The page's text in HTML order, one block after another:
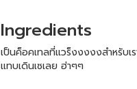
Ingredients
เป็นค็อคเทลที่แวร็งงงงงสำหรับเ
แทบเดินเซเลย ฮ่าๆๆ